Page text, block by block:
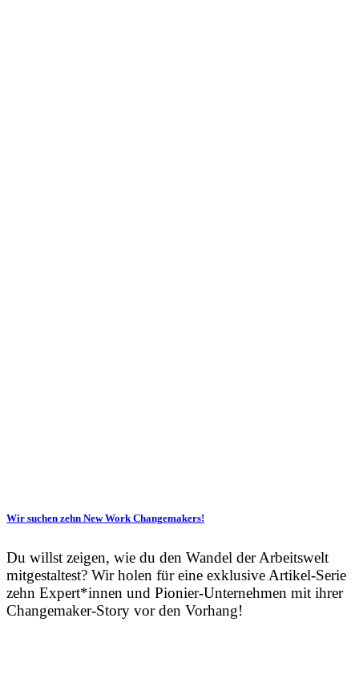
Wir suchen zehn New Work Changemakers!
Du willst zeigen, wie du den Wandel der Arbeitswelt
mitgestaltest? Wir holen für eine exklusive Artikel-Serie
zehn Expert*innen und Pionier-Unternehmen mit ihrer
Changemaker-Story vor den Vorhang!